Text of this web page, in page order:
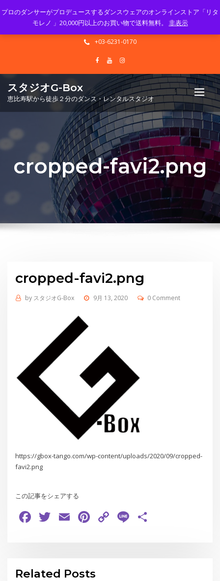
Mon - Sun 10.00 - 23.00
info@gbox-tango.com
+03-6231-0170
スタジオG-Box
恵比寿駅から徒歩２分のダンス・レンタルスタジオ
cropped-favi2.png
cropped-favi2.png
by スタジオG-Box 9月 13, 2020 0 Comment
https://gbox-tango.com/wp-content/uploads/2020/09/cropped-
favi2.png
この記事をシェアする
Facebook
Twitter
EmailPinterest
Copy
Line
Related Posts
プロのダンサーがプロデュースするダンスウェアのオンラインストア「リタ
モレノ 」20,000円以上のお買い物で送料無料。 非表示